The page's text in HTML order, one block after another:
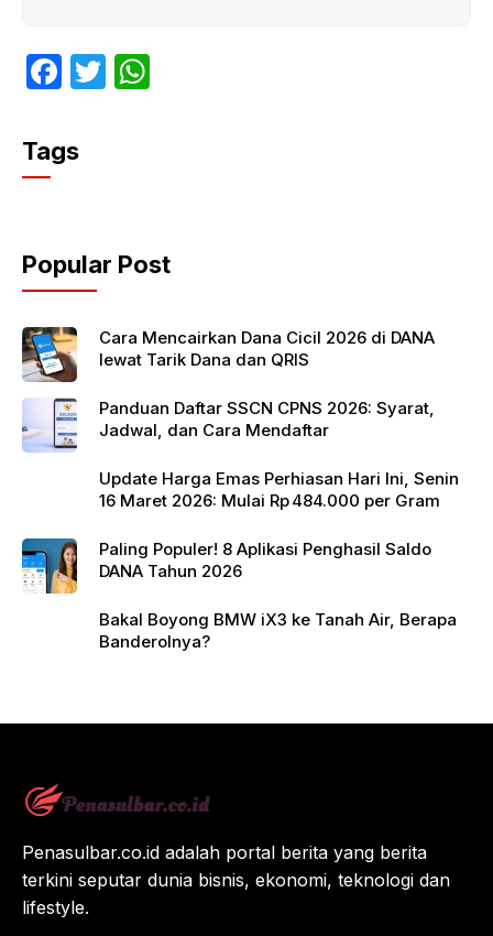
F
c
e
o
o
k
T
p
p
Tags
Popular Post
Cara Mencairkan Dana Cicil 2026 di DANA
lewat Tarik Dana dan QRIS
Panduan Daftar SSCN CPNS 2026: Syarat,
Jadwal, dan Cara Mendaftar
Update Harga Emas Perhiasan Hari Ini, Senin
16 Maret 2026: Mulai Rp 484.000 per Gram
Paling Populer! 8 Aplikasi Penghasil Saldo
DANA Tahun 2026
Bakal Boyong BMW iX3 ke Tanah Air, Berapa
Banderolnya?
Penasulbar.co.id adalah portal berita yang berita
terkini seputar dunia bisnis, ekonomi, teknologi dan
lifestyle.